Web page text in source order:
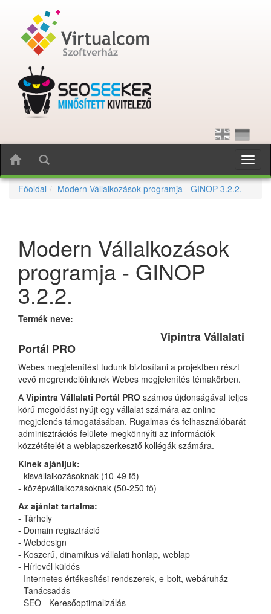
Főoldal
Modern Vállalkozások programja - GINOP 3.2.2.
Modern Vállalkozások
programja - GINOP
3.2.2.
Termék neve:
Vipintra Vállalati
Portál PRO
Webes megjelenítést tudunk biztosítani a projektben részt
vevő megrendelőinknek Webes megjelenítés témakörben.
A Vipintra Vállalati Portál PRO számos újdonságával teljes
körű megoldást nyújt egy vállalat számára az online
megjelenés támogatásában. Rugalmas és felhasználóbarát
adminisztrációs felülete megkönnyíti az információk
közzétételét a weblapszerkesztő kollégák számára.
Kinek ajánljuk:
- kisvállalkozásoknak (10-49 fő)
- középvállalkozásoknak (50-250 fő)
Az ajánlat tartalma:
- Tárhely
- Domain regisztráció
- Webdesign
- Koszerű, dinamikus vállalati honlap, weblap
- Hírlevél küldés
- Internetes értékesítési rendszerek, e-bolt, webáruház
- Tanácsadás
- SEO - Keresőoptimalizálás